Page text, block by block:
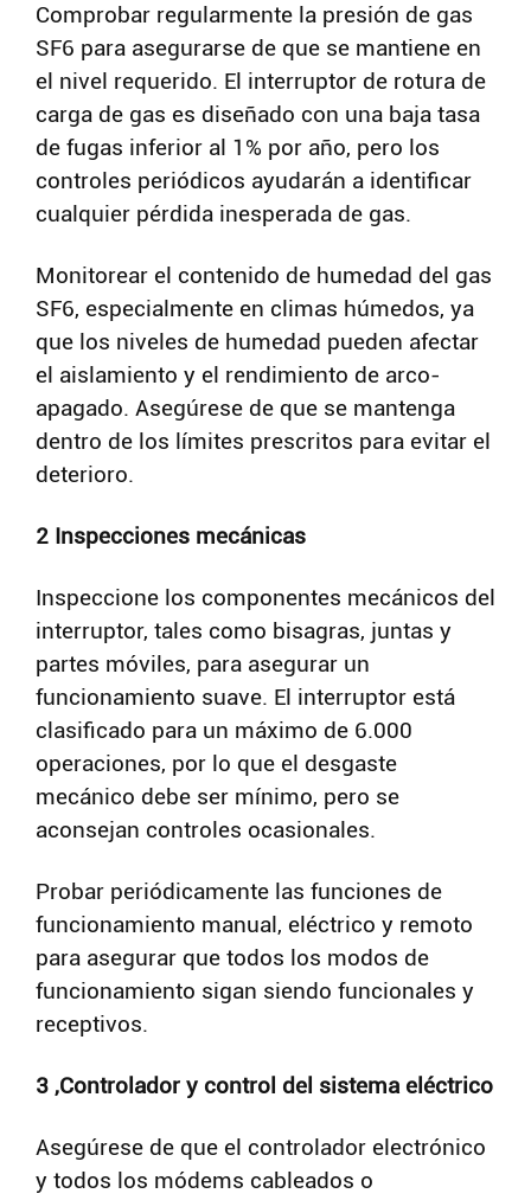
Comprobar regularmente la presión de gas
SF6 para asegurarse de que se mantiene en
el nivel requerido. El interruptor de rotura de
carga de gas es diseñado con una baja tasa
de fugas inferior al 1% por año, pero los
controles periódicos ayudarán a identificar
cualquier pérdida inesperada de gas.
Monitorear el contenido de humedad del gas
SF6, especialmente en climas húmedos, ya
que los niveles de humedad pueden afectar
el aislamiento y el rendimiento de arco-
apagado. Asegúrese de que se mantenga
dentro de los límites prescritos para evitar el
deterioro.
2 Inspecciones mecánicas
Inspeccione los componentes mecánicos del
interruptor, tales como bisagras, juntas y
partes móviles, para asegurar un
funcionamiento suave. El interruptor está
clasificado para un máximo de 6.000
operaciones, por lo que el desgaste
mecánico debe ser mínimo, pero se
aconsejan controles ocasionales.
Probar periódicamente las funciones de
funcionamiento manual, eléctrico y remoto
para asegurar que todos los modos de
funcionamiento sigan siendo funcionales y
receptivos.
3 ,Controlador y control del sistema eléctrico
Asegúrese de que el controlador electrónico
y todos los módems cableados o